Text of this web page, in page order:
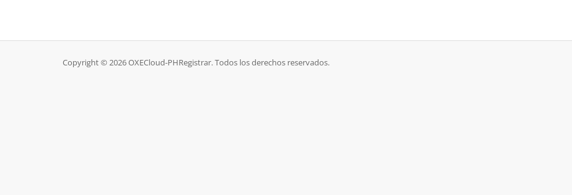
Copyright © 2026 OXECloud-PHRegistrar. Todos los derechos reservados.